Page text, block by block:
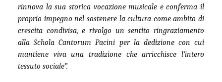
rinnova la sua storica vocazione musicale e conferma il
proprio impegno nel sostenere la cultura come ambito di
crescita condivisa, e rivolgo un sentito ringraziamento
alla Schola Cantorum Pacini per la dedizione con cui
mantiene viva una tradizione che arricchisce l’intero
tessuto sociale”.